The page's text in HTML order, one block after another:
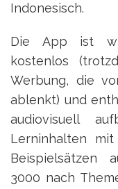
Indonesisch.
Die App ist
kostenlos
Werbung, die
ablenkt) und
audiovisuell
Lerninhalten mit
Beispielsätzen
3000 nach